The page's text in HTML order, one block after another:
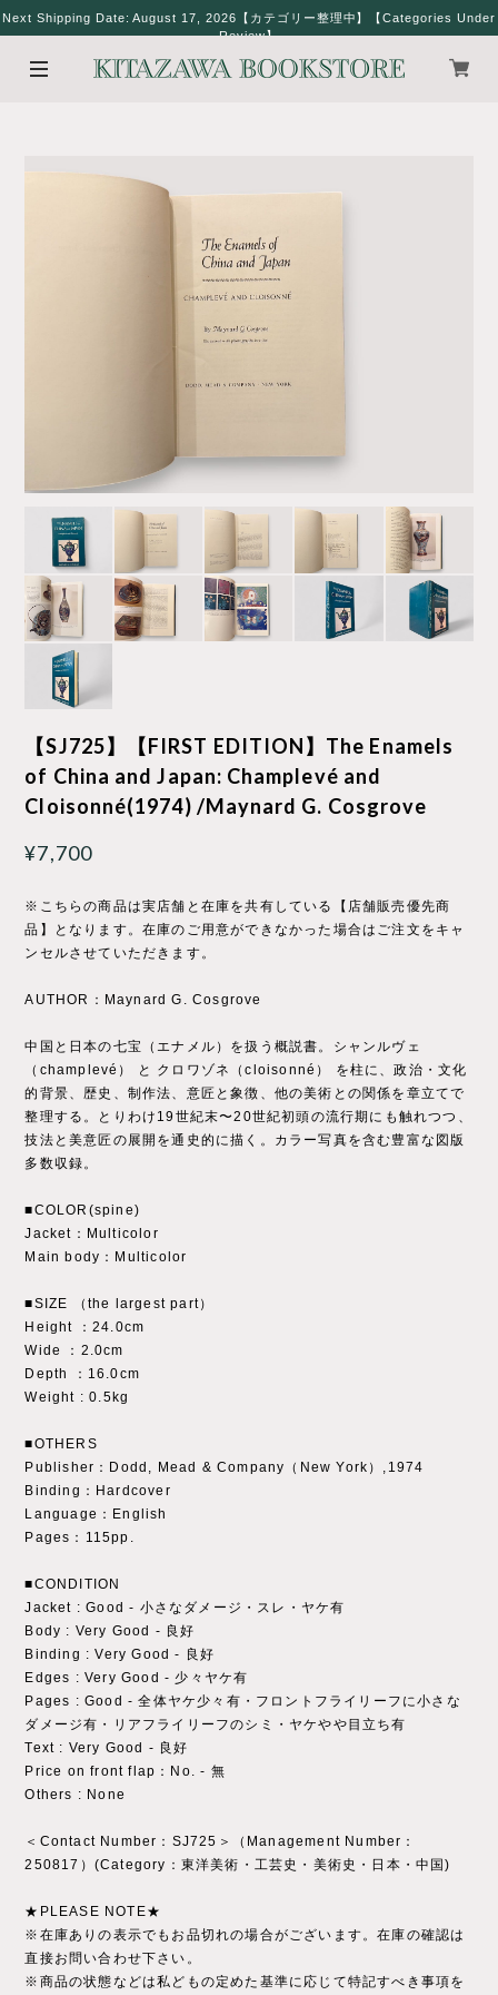
Next Shipping Date: August 17, 2026【カテゴリー整理中】【Categories Under
Review】
【SJ725】【FIRST EDITION】The Enamels
of China and Japan: Champlevé and
Cloisonné(1974) /Maynard G. Cosgrove
¥7,700
※こちらの商品は実店舗と在庫を共有している【店舗販売優先商
品】となります。在庫のご用意ができなかった場合はご注文をキャ
ンセルさせていただきます。
AUTHOR：Maynard G. Cosgrove
中国と日本の七宝（エナメル）を扱う概説書。シャンルヴェ
（champlevé） と クロワゾネ（cloisonné） を柱に、政治・文化
的背景、歴史、制作法、意匠と象徴、他の美術との関係を章立てで
整理する。とりわけ19世紀末〜20世紀初頭の流行期にも触れつつ、
技法と美意匠の展開を通史的に描く。カラー写真を含む豊富な図版
多数収録。
■COLOR(spine)
Jacket：Multicolor
Main body：Multicolor
■SIZE （the largest part）
Height ：24.0cm
Wide ：2.0cm
Depth ：16.0cm
Weight : 0.5kg
■OTHERS
Publisher：Dodd, Mead & Company（New York）,1974
Binding：Hardcover
Language：English
Pages：115pp.
■CONDITION
Jacket : Good - 小さなダメージ・スレ・ヤケ有
Body : Very Good - 良好
Binding : Very Good - 良好
Edges : Very Good - 少々ヤケ有
Pages : Good - 全体ヤケ少々有・フロントフライリーフに小さな
ダメージ有・リアフライリーフのシミ・ヤケやや目立ち有
Text : Very Good - 良好
Price on front flap：No. - 無
Others : None
＜Contact Number：SJ725＞（Management Number：
250817）(Category：東洋美術・工芸史・美術史・日本・中国)
★PLEASE NOTE★
※在庫ありの表示でもお品切れの場合がございます。在庫の確認は
直接お問い合わせ下さい。
※商品の状態などは私どもの定めた基準に応じて特記すべき事項を